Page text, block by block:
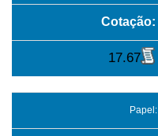
Cotação:
17.67
Papel: